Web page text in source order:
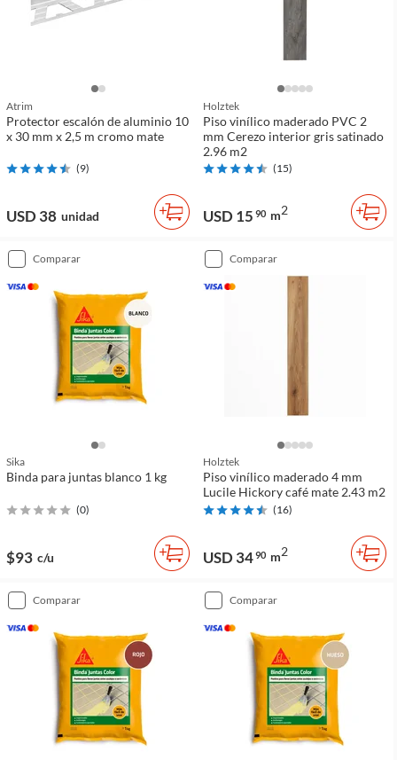
Atrim
Protector escalón de aluminio 10
x 30 mm x 2,5 m cromo mate
(9)
USD 38 unidad
Holztek
Piso vinílico maderado PVC 2
mm Cerezo interior gris satinado
2.96 m2
(15)
USD 15 90 m2
comparar
Sika
Binda para juntas blanco 1 kg
(0)
$93 c/u
comparar
Holztek
Piso vinílico maderado 4 mm
Lucile Hickory café mate 2.43 m2
(16)
USD 3490 m2
comparar comparar